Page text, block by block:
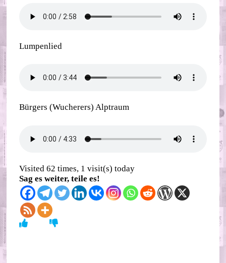
Lumpenlied
Bürgers (Wucherers) Alptraum
Visited 62 times, 1 visit(s) today
Sag es weiter, teile es!